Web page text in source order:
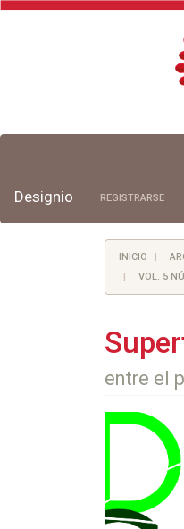
principal
Barra
lateral
Designio REGISTRARSE
INICIO
VOL. 5
entre el
Barra
lateral
artículo